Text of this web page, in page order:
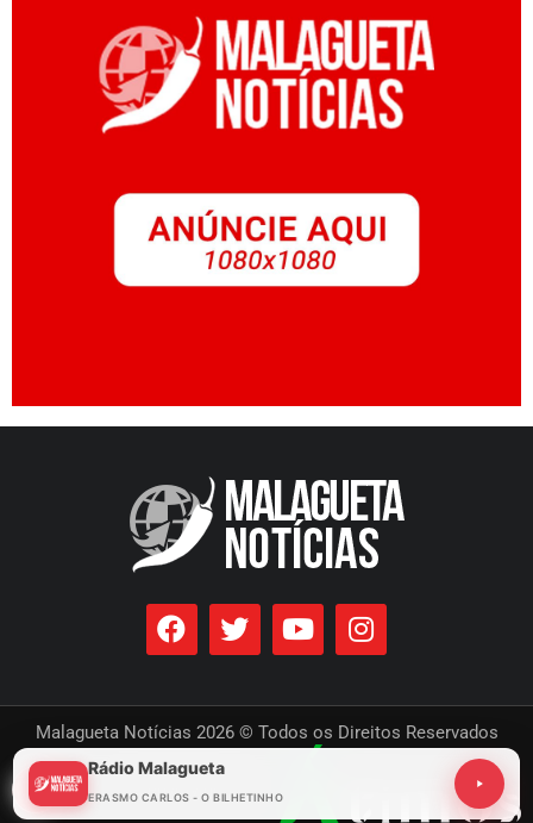
Malagueta Notícias 2026 © Todos os Direitos Reservados
Desenvolvido por
Rádio Malagueta
ERASMO CARLOS - O BILHETINHO